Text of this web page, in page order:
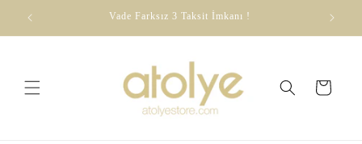
content
Vade Farksız 3 Taksit İmkanı !
Cart